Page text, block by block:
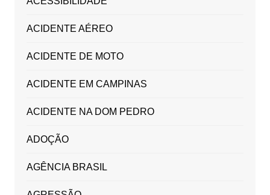
ACIDENTE AÉREO
ACIDENTE DE MOTO
ACIDENTE EM CAMPINAS
ACIDENTE NA DOM PEDRO
ADOÇÃO
AGÊNCIA BRASIL